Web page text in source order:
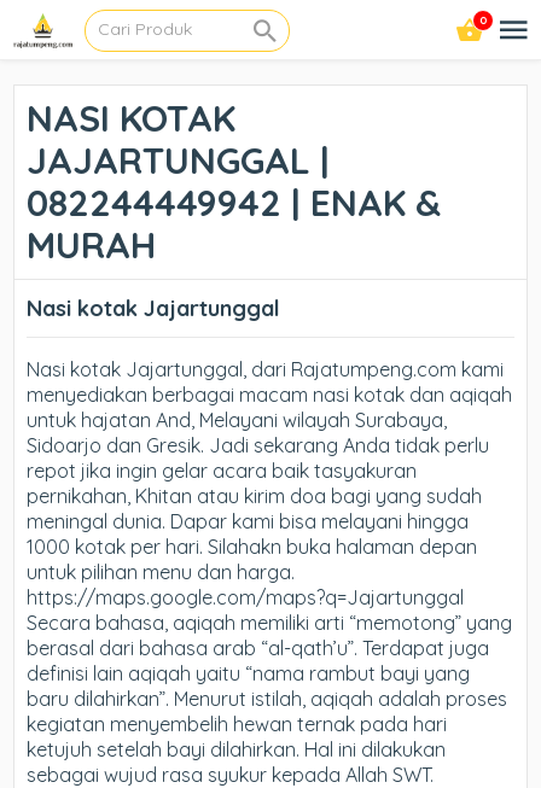
0
NASI KOTAK
JAJARTUNGGAL |
082244449942 | ENAK &
MURAH
Nasi kotak Jajartunggal
Nasi kotak Jajartunggal, dari Rajatumpeng.com kami
menyediakan berbagai macam nasi kotak dan aqiqah
untuk hajatan And, Melayani wilayah Surabaya,
Sidoarjo dan Gresik. Jadi sekarang Anda tidak perlu
repot jika ingin gelar acara baik tasyakuran
pernikahan, Khitan atau kirim doa bagi yang sudah
meningal dunia. Dapar kami bisa melayani hingga
1000 kotak per hari. Silahakn buka halaman depan
untuk pilihan menu dan harga.
https://maps.google.com/maps?q=Jajartunggal
Secara bahasa, aqiqah memiliki arti “memotong” yang
berasal dari bahasa arab “al-qath’u”. Terdapat juga
definisi lain aqiqah yaitu “nama rambut bayi yang
baru dilahirkan”. Menurut istilah, aqiqah adalah proses
kegiatan menyembelih hewan ternak pada hari
ketujuh setelah bayi dilahirkan. Hal ini dilakukan
sebagai wujud rasa syukur kepada Allah SWT.